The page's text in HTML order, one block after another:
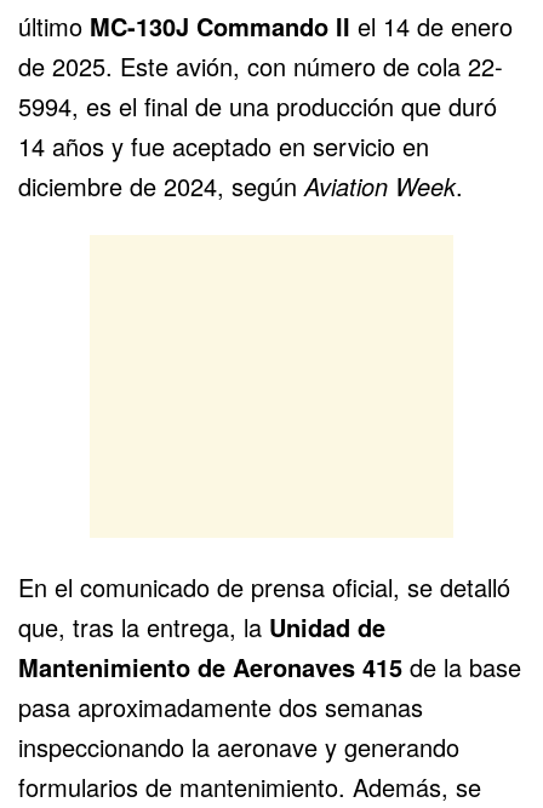
último MC-130J Commando II el 14 de enero
de 2025. Este avión, con número de cola 22-
5994, es el final de una producción que duró
14 años y fue aceptado en servicio en
diciembre de 2024, segúnAviation Week.
En el comunicado de prensa oficial, se detalló
que, tras la entrega, la Unidad de
Mantenimiento de Aeronaves 415 de la base
pasa aproximadamente dos semanas
inspeccionando la aeronave y generando
formularios de mantenimiento. Además, se